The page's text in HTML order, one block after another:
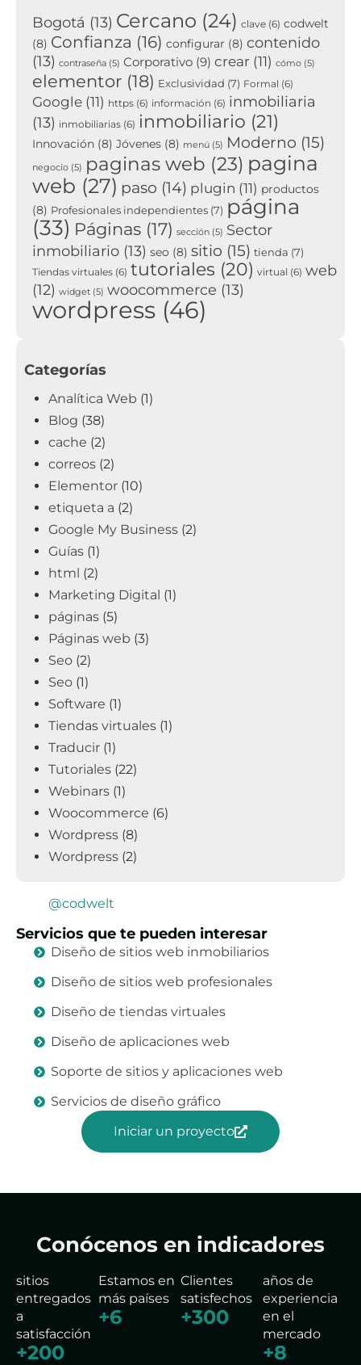
Bogotá (13) Cercano (24) clave (6) codwelt
(8) Confianza (16) configurar (8) contenido
(13) contraseña (5) Corporativo (9) crear (11) cómo (5)
elementor (18) Exclusividad (7) Formal (6)
Google (11) https (6) información (6) inmobiliaria
(13) inmobiliarias (6) inmobiliario (21)
Innovación (8) Jóvenes (8) menú (5) Moderno (15)
negocio (5) paginas web (23) pagina
web (27) paso (14) plugin (11) productos
(8) Profesionales independientes (7) página
(33) Páginas (17) sección (5) Sector
inmobiliario (13) seo (8) sitio (15) tienda (7)
Tiendas virtuales (6) tutoriales (20) virtual (6) web
(12) widget (5) woocommerce (13)
wordpress (46)
Categorías
Analítica Web (1)
Blog (38)
cache (2)
correos (2)
Elementor (10)
etiqueta a (2)
Google My Business (2)
Guías (1)
html (2)
Marketing Digital (1)
páginas (5)
Páginas web (3)
Seo (2)
Seo (1)
Software (1)
Tiendas virtuales (1)
Traducir (1)
Tutoriales (22)
Webinars (1)
Woocommerce (6)
Wordpress (8)
Wordpress (2)
@codwelt
Servicios que te pueden interesar
Diseño de sitios web inmobiliarios
Diseño de sitios web profesionales
Diseño de tiendas virtuales
Diseño de aplicaciones web
Soporte de sitios y aplicaciones web
Servicios de diseño gráfico
Iniciar un proyecto
Conócenos en indicadores
sitios
entregados
a
satisfacción
+200
Estamos en
más países
+6
Clientes
satisfechos
+300
años de
experiencia
en el
mercado
+8